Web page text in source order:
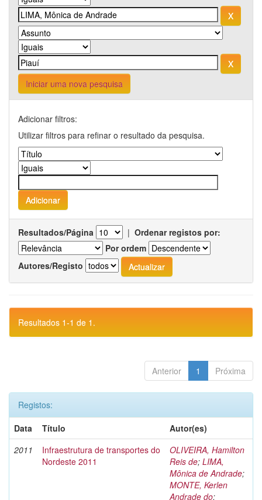
Iniciar uma nova pesquisa
Adicionar filtros:
Utilizar filtros para refinar o resultado da pesquisa.
Resultados/Página | Ordenar registos por:
Por ordem
Autores/Registo
Resultados 1-1 de 1.
Anterior 1 Próxima
Registos:
Data
Título
Autor(es)
2011
Infraestrutura de transportes do
Nordeste 2011
OLIVEIRA, Hamilton
Reis de; LIMA,
Mônica de Andrade;
MONTE, Kerlen
Andrade do;